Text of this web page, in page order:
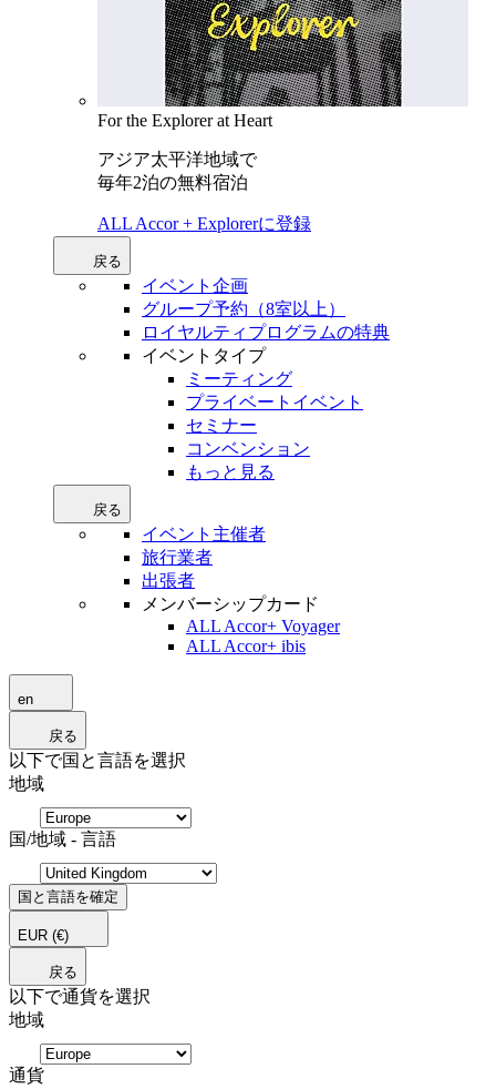
For the Explorer at Heart
アジア太平洋地域で
毎年2泊の無料宿泊
ALL Accor + Explorerに登録
戻る
イベント企画
グループ予約（8室以上）
ロイヤルティプログラムの特典
イベントタイプ
ミーティング
プライベートイベント
セミナー
コンベンション
もっと見る
戻る
イベント主催者
旅行業者
出張者
メンバーシップカード
ALL Accor+ Voyager
ALL Accor+ ibis
en
戻る
以下で国と言語を選択
地域
国/地域 - 言語
国と言語を確定
EUR (€)
戻る
以下で通貨を選択
地域
通貨